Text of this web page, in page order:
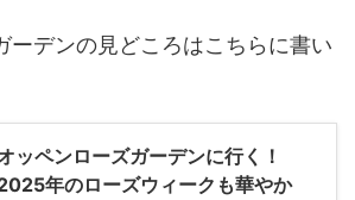
ーデンの見どころはこちらに書い
ッペンローズガーデンに行く！
年のローズウィークも華やか